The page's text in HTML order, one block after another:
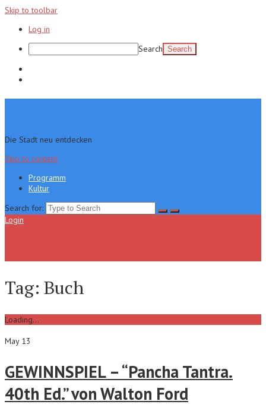
Skip to toolbar
Log in
Search
Die Stadt neu entdecken
Skip to content
Programm
Kultur
Search for:
Login
Tag: Buch
Loading...
May 13
GEWINNSPIEL – “Pancha Tantra.
40th Ed.” von Walton Ford